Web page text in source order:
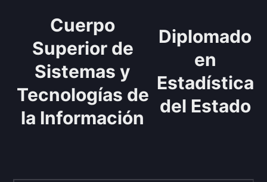
Cuerpo
Superior de
Sistemas y
Tecnologías de
la Información
Diplomado
en
Estadística
del Estado